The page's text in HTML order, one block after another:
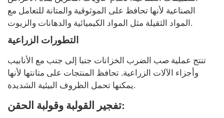
الصناعية لأنها تحافظ على الموثوقية والمتانة للتعامل مع
المواد الثقيلة مثل المواد الكيميائية والدهانات والزيوت.
التطورات الزراعية
تنتج عملية صب الضرب الخزانات جنبا إلى جنب مع الأنابيب
وأجزاء الآلات الزراعية. تحافظ المنتجات على متانتها لأنها
يمكنها تحمل الظروف البيئية الشديدة.
تفجير القولبة وقولبة الحقن: